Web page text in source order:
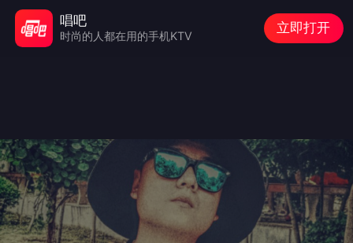
唱吧
时尚的人都在用的手机KTV
立即打开